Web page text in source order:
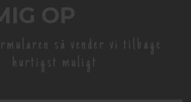
OP
så vender vi tilbage
hurtigst muligt